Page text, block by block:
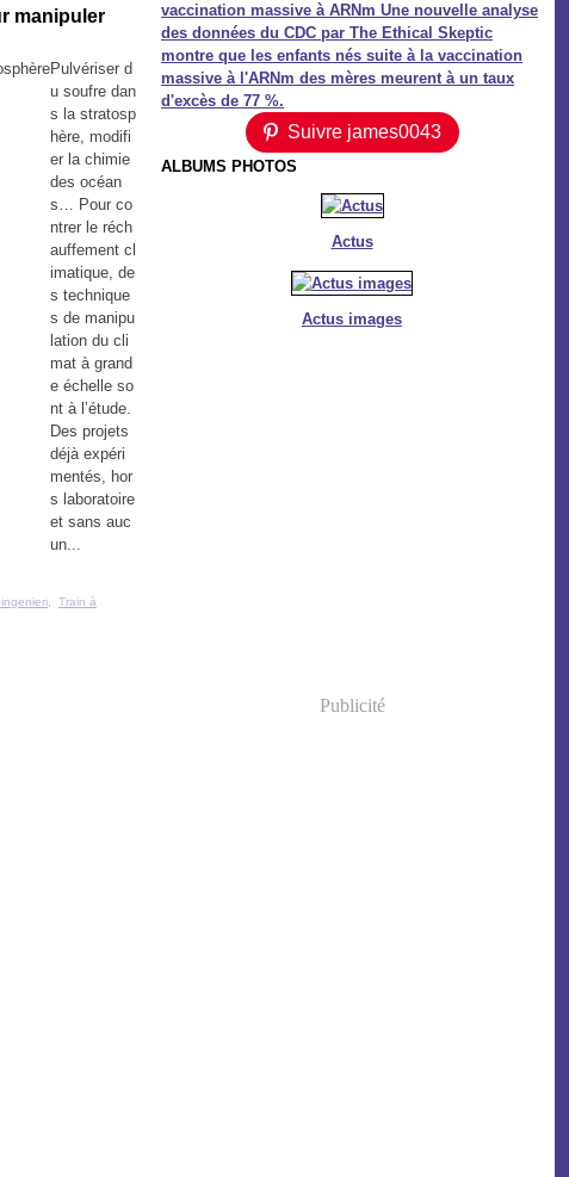
manipuler
Pulvériser d
u soufre dan
s la stratosp
hère, modifi
er la chimie
des océan
s… Pour co
ntrer le réch
auffement cl
imatique, de
s technique
s de manipu
lation du cli
mat à grand
e échelle so
nt à l’étude.
Des projets
déjà expéri
mentés, hor
s laboratoire
et sans auc
un...
Train à
vaccination massive à ARNm Une nouvelle analyse
des données du CDC par The Ethical Skeptic
montre que les enfants nés suite à la vaccination
massive à l'ARNm des mères meurent à un taux
d'excès de 77 %.
Suivre james0043
ALBUMS PHOTOS
Actus
Actus images
Publicité